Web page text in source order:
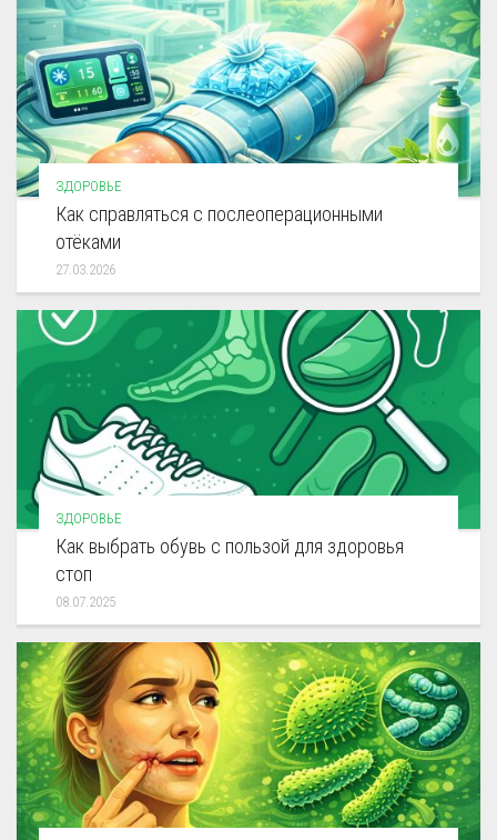
ЗДОРОВЬЕ
Как справляться с послеоперационными
отёками
27.03.2026
ЗДОРОВЬЕ
Как выбрать обувь с пользой для здоровья
стоп
08.07.2025